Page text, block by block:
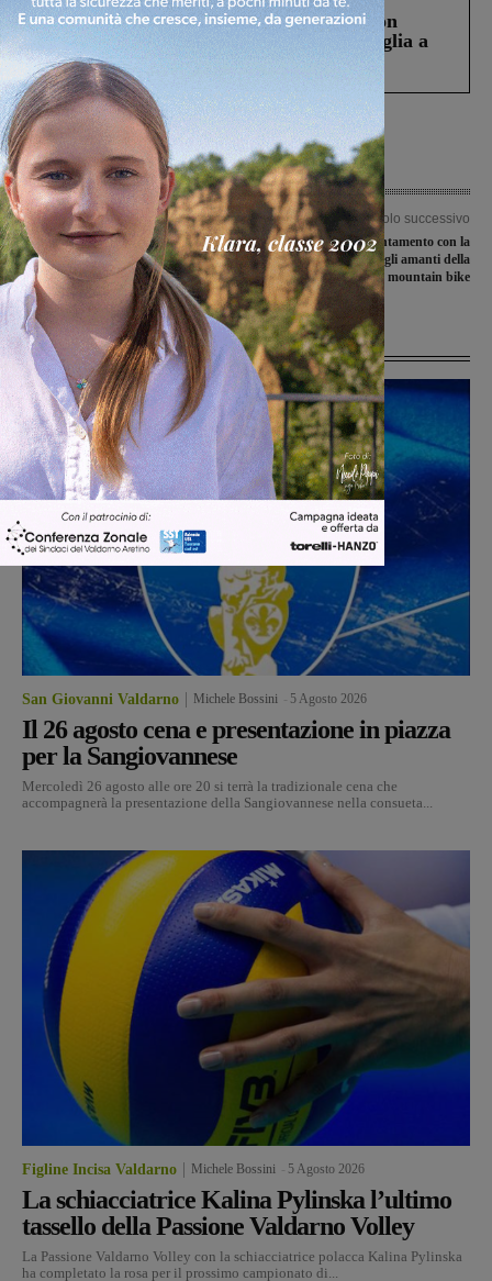
Scomparso da una struttura di Castiglion
Fiorentino l’uomo che aveva ucciso la figlia a
Levane nel 2020
Articolo precedente
Squadre di Eccellenza in campo per le
sfide della penultima giornata
Articolo successivo
Torna l’appuntamento con la
Strappaporpacci, per gli amanti della
mountain bike
Ultime Notizie
San Giovanni Valdarno Michele Bossini 5 Agosto 2026
Il 26 agosto cena e presentazione in piazza
per la Sangiovannese
Mercoledì 26 agosto alle ore 20 si terrà la tradizionale cena che
accompagnerà la presentazione della Sangiovannese nella consueta...
Figline Incisa Valdarno Michele Bossini 5 Agosto 2026
La schiacciatrice Kalina Pylinska l’ultimo
tassello della Passione Valdarno Volley
La Passione Valdarno Volley con la schiacciatrice polacca Kalina Pylinska
ha completato la rosa per il prossimo campionato di...